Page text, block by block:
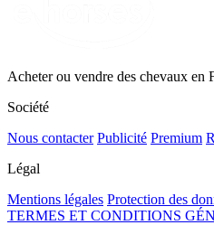
Acheter ou vendre des chevaux en
Société
Nous contacter Publicité Premium
Légal
Mentions légales Protection des
TERMES ET CONDITIONS